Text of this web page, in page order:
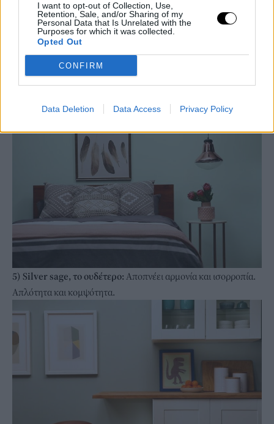
I want to opt-out of Collection, Use,
Retention, Sale, and/or Sharing of my
Personal Data that Is Unrelated with the
Purposes for which it was collected.
Opted Out
CONFIRM
Data Deletion Data Access Privacy Policy
4) Μπλε για ξεκούραση: Μας ηρεμεί και μας ξεκουράζει.
Βοηθά στον καλό ύπνο. Ενα χρώμα ιδανικό για κρεβατοκάμαρα
5) Silver sage, το ουδέτερο: Αποπνέει αρμονία και ισορροπία.
Απλότητα και κομψότητα.